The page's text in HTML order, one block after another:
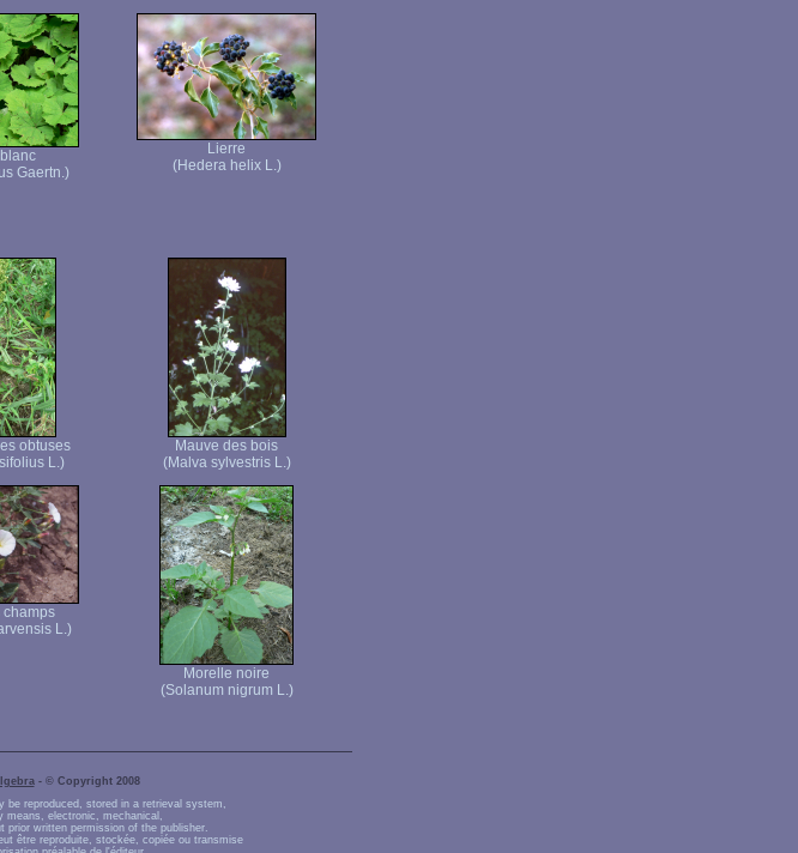
Gaertn.)
Lierre
(Hedera helix L.)
obtuses
L.)
Mauve des bois
(Malva sylvestris L.)
champs
L.)
Morelle noire
(Solanum nigrum L.)
- © Copyright 2008
be reproduced, stored in a retrieval system,
means, electronic, mechanical,
prior written permission of the publisher.
être reproduite, stockée, copiée ou transmise